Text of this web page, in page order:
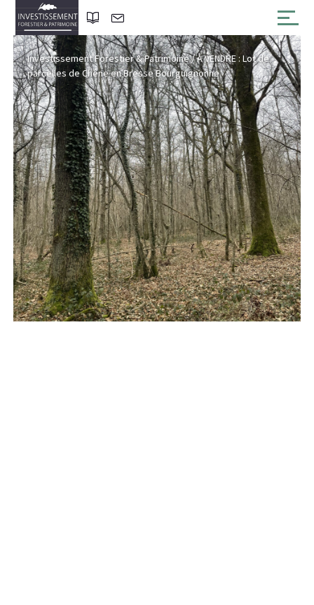
Investissement Forestier & Patrimoine/A VENDRE : Lot de
parcelles de Chêne en Bresse Bourguignonne